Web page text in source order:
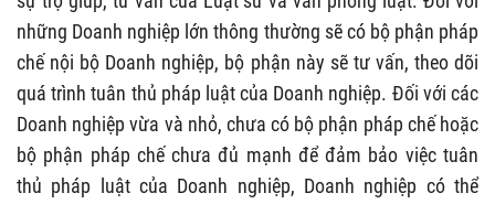
những Doanh nghiệp lớn thông thường sẽ có bộ phận pháp
chế nội bộ Doanh nghiệp, bộ phận này sẽ tư vấn, theo dõi
quá trình tuân thủ pháp luật của Doanh nghiệp. Đối với các
Doanh nghiệp vừa và nhỏ, chưa có bộ phận pháp chế hoặc
bộ phận pháp chế chưa đủ mạnh để đảm bảo việc tuân
thủ pháp luật của Doanh nghiệp, Doanh nghiệp có thể